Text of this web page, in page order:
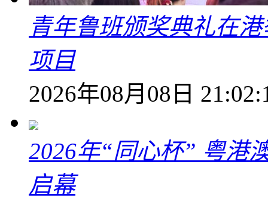
青年鲁班颁奖典礼在
项目
2026年08月08日
2026年“同心杯” 粤港
启幕